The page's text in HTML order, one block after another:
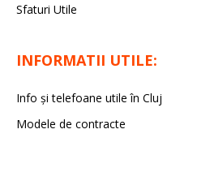
Sfaturi Utile
INFORMATII UTILE:
Info și telefoane utile în Cluj
Modele de contracte